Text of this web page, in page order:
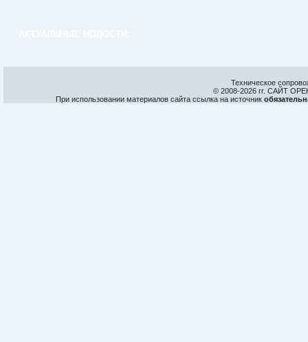
Техническое
© 2008-2026 гг. САЙТ
При использовании материалов сайта ссылка на источник